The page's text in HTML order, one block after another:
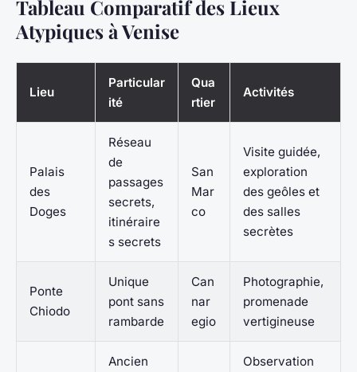
Tableau Comparatif des Lieux
Atypiques à Venise
Lieu
Particular
ité
Qua
rtier
Activités
Palais
des
Doges
Réseau
de
passages
secrets,
itinéraire
s secrets
San
Mar
co
Visite guidée,
exploration
des geôles et
des salles
secrètes
Ponte
Chiodo
Unique
pont sans
rambarde
Can
nar
egio
Photographie,
promenade
vertigineuse
Ancien
Observation